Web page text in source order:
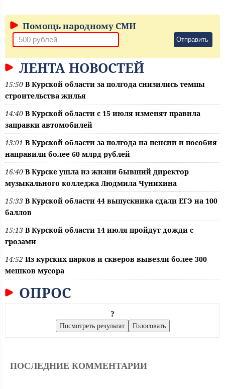
Помощь народному СМИ
Отправить
ЛЕНТА НОВОСТЕЙ
15:50 В Курской области за полгода снизились темпы
строительства жилья
14:40 В Курской области с 15 июля изменят правила
заправки автомобилей
13:01 В Курской области за полгода на пенсии и пособия
направили более 60 млрд рублей
16:40 В Курске ушла из жизни бывший директор
музыкального колледжа Людмила Чунихина
15:33 В Курской области 44 выпускника сдали ЕГЭ на 100
баллов
15:13 В Курской области 14 июля пройдут дожди с
грозами
14:52 Из курских парков и скверов вывезли более 300
мешков мусора
ОПРОС
?
ПОСЛЕДНИЕ КОММЕНТАРИИ